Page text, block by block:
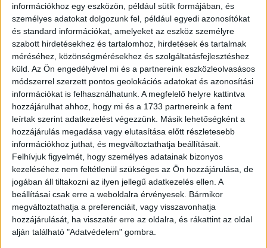
információkhoz egy eszközön, például sütik formájában, és
személyes adatokat dolgozunk fel, például egyedi azonosítókat
és standard információkat, amelyeket az eszköz személyre
szabott hirdetésekhez és tartalomhoz, hirdetések és tartalmak
méréséhez, közönségmérésekhez és szolgáltatásfejlesztéshez
küld. Az Ön engedélyével mi és a partnereink eszközleolvasásos
módszerrel szerzett pontos geolokációs adatokat és azonosítási
információkat is felhasználhatunk. A megfelelő helyre kattintva
hozzájárulhat ahhoz, hogy mi és a 1733 partnereink a fent
leírtak szerint adatkezelést végezzünk. Másik lehetőségként a
hozzájárulás megadása vagy elutasítása előtt részletesebb
információkhoz juthat, és megváltoztathatja beállításait.
Felhívjuk figyelmét, hogy személyes adatainak bizonyos
kezeléséhez nem feltétlenül szükséges az Ön hozzájárulása, de
jogában áll tiltakozni az ilyen jellegű adatkezelés ellen. A
beállításai csak erre a weboldalra érvényesek. Bármikor
megváltoztathatja a preferenciáit, vagy visszavonhatja
hozzájárulását, ha visszatér erre az oldalra, és rákattint az oldal
alján található "Adatvédelem" gombra.
Mert akkorát csattant a hónaljam a nyakán, sajnos a
felvételen nem hallatszódik.
Ilyenek ezek a Dancing Próbák! Egyre jobb lesz” –
olvasható a posztban, melyhez az énekesnő egy
videót is csatolt.
Itt láthatod, hogyan is készül Gabi és Máté a Dancing
With The Stars-ra! A műsor első adását egyébként
október utolsó hétvégéjén sugározza majd a TV2.